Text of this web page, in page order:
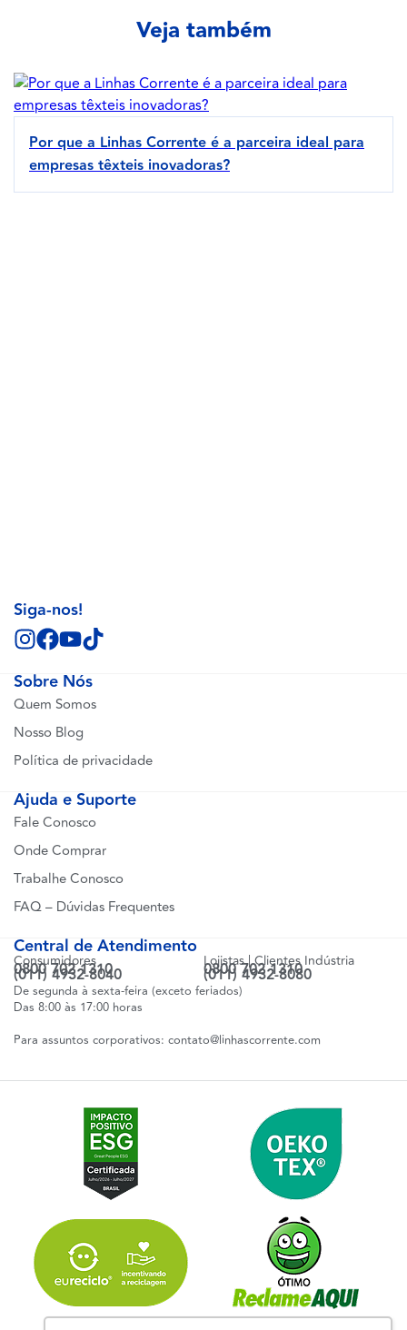
Veja também
Por que a Linhas Corrente é a parceira ideal para
empresas têxteis inovadoras?
Sobre Nós
Quem Somos
Nosso Blog
Política de privacidade
Ajuda e Suporte
Fale Conosco
Onde Comprar
Trabalhe Conosco
FAQ – Dúvidas Frequentes
Central de Atendimento
Consumidores
0800 702 1310
(011) 4932-8040
Lojistas | Clientes Indústria
0800 702 1310
(011) 4932-8080
De segunda à sexta-feira (exceto feriados)
Das 8:00 às 17:00 horas
Para assuntos corporativos: contato@linhascorrente.com
Siga-nos!